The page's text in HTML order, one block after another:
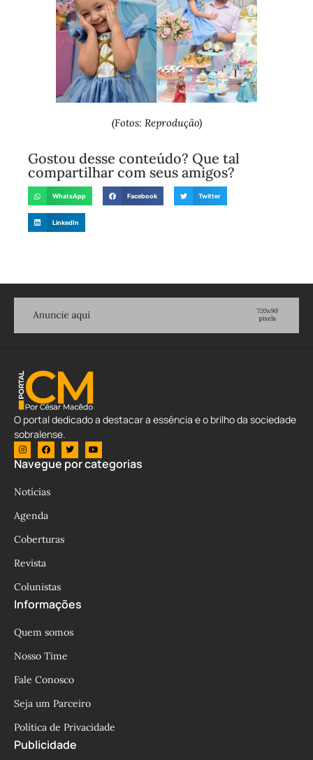
(Fotos: Reprodução)
Gostou desse conteúdo? Que tal
compartilhar com seus amigos?
WhatsApp Facebook Twitter
LinkedIn
O portal dedicado a destacar a essência e o brilho da sociedade
sobralense.
Navegue por categorias
Notícias
Agenda
Coberturas
Revista
Colunistas
Informações
Quem somos
Nosso Time
Fale Conosco
Seja um Parceiro
Política de Privacidade
Publicidade